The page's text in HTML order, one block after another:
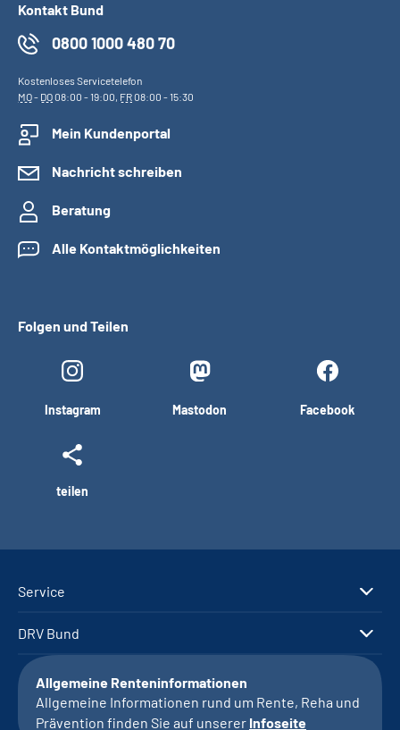
Kontakt Bund
0800 1000 480 70
Kostenloses Servicetelefon
MO- DO08:00 - 19:00, FR08:00 - 15:30
Mein Kundenportal
Nachricht schreiben
Beratung
Alle Kontaktmöglichkeiten
Folgen und Teilen
Instagram Mastodon Facebook
teilen
Service
DRV Bund
Allgemeine Renteninformationen
Allgemeine Informationen rund um Rente, Reha und
Prävention finden Sie auf unserer Infoseite